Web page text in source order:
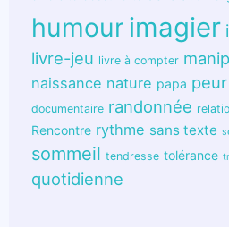
humour imagier
livre-jeu livre à compter
naissance nature papa peur
documentaire randonnée
Rencontre rythme sans texte
sommeil tendresse tolérance
quotidienne